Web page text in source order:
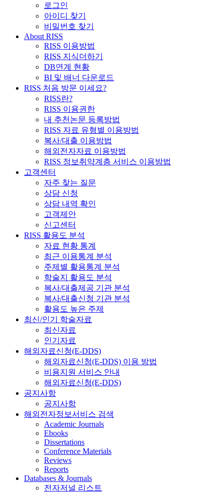
로그인
아이디 찾기
비밀번호 찾기
About RISS
RISS 이용방법
RISS 지식더하기
DB연계 현황
BI 및 배너 다운로드
RISS 처음 방문 이세요?
RISS란?
RISS 이용권한
내 추천논문 등록방법
RISS 자료 유형별 이용방법
복사/대출 이용방법
해외전자자료 이용방법
RISS 정보취약계층 서비스 이용방법
고객센터
자주 찾는 질문
상담 신청
상담 내역 확인
고객제안
신고센터
RISS 활용도 분석
자료 현황 통계
최근 이용통계 분석
주제별 활용통계 분석
학술지 활용도 분석
복사/대출제공 기관 분석
복사/대출신청 기관 분석
활용도 높은 주제
최신/인기 학술자료
최신자료
인기자료
해외자료신청(E-DDS)
해외자료신청(E-DDS) 이용 방법
비용지원 서비스 안내
해외자료신청(E-DDS)
공지사항
공지사항
해외전자정보서비스 검색
Academic Journals
Ebooks
Dissertations
Conference Materials
Reviews
Reports
Databases & Journals
전자저널 리스트